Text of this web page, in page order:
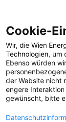
Cookie-
Wir, die Wien
Technologien, um
Ebenso würden
der Website nicht
engere Interaktion
gewünscht, bitte